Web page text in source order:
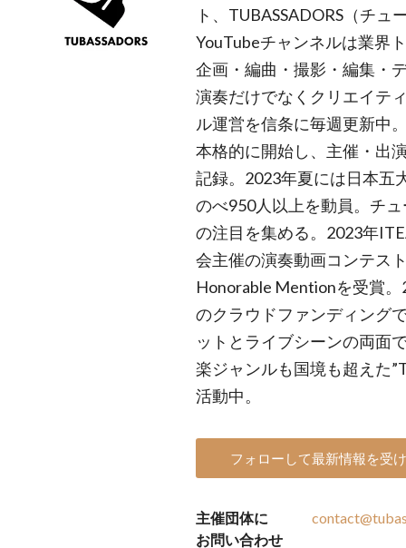
ト、TUBASSADORS（チ
YouTubeチャンネルは業界
企画・編曲・撮影・編集・
演奏だけでなくクリエイテ
ル運営を信条に毎週更新中
本格的に開始し、主催・出
記録。2023年夏には日本五
のべ950人以上を動員。チ
の注目を集める。2023年
会主催の演奏動画コンテス
Honorable Mentionを受賞
のクラウドファンディング
ットとライブシーンの両面
楽ジャンルも国境も超えた
活動中。
フォローして最新情報を受
主催団体に
お問い合わせ